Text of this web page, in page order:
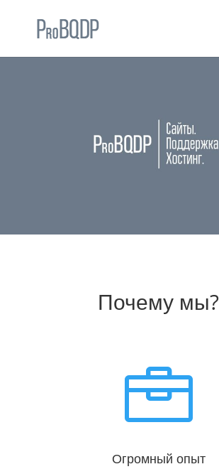
Почему мы?

Огромный опыт